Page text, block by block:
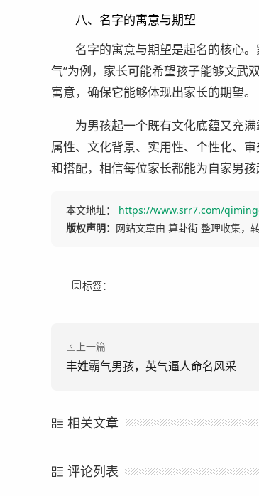
八、名字的寓意与期望
名字的寓意与期望是起名的核心
气”为例，家长可能希望孩子能够文武
寓意，确保它能够体现出家长的期望。
为男孩起一个既有文化底蕴又充
属性、文化背景、实用性、个性化、
和搭配，相信每位家长都能为自家男孩
本文地址： https://www.srr7.com/
版权声明： 网站文章由 算卦街 整理收集，
标签：
上一篇
丰姓霸气男孩，英气逼人命名风采
相关文章
评论列表